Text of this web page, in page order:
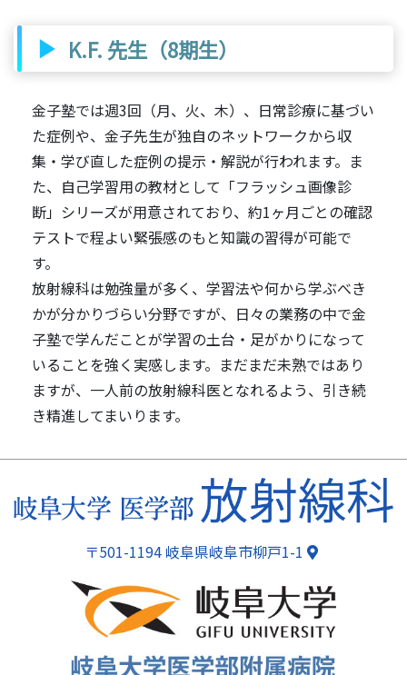
K.F. 先生（8期生）
金子塾では週3回（月、火、木）、日常診療に基づい
た症例や、金子先生が独自のネットワークから収
集・学び直した症例の提示・解説が行われます。ま
た、自己学習用の教材として「フラッシュ画像診
断」シリーズが用意されており、約1ヶ月ごとの確認
テストで程よい緊張感のもと知識の習得が可能で
す。
放射線科は勉強量が多く、学習法や何から学ぶべき
かが分かりづらい分野ですが、日々の業務の中で金
子塾で学んだことが学習の土台・足がかりになって
いることを強く実感します。まだまだ未熟ではあり
ますが、一人前の放射線科医となれるよう、引き続
き精進してまいります。
ページトップ
〒501-1194 岐阜県岐阜市柳戸1-1